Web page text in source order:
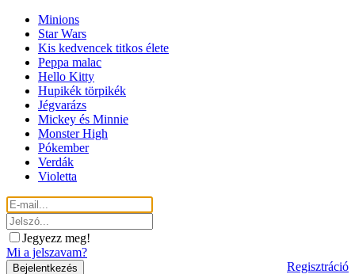
Minions
Star Wars
Kis kedvencek titkos élete
Peppa malac
Hello Kitty
Hupikék törpikék
Jégvarázs
Mickey és Minnie
Monster High
Pókember
Verdák
Violetta
Jegyezz meg!
Mi a jelszavam?
Regisztráció